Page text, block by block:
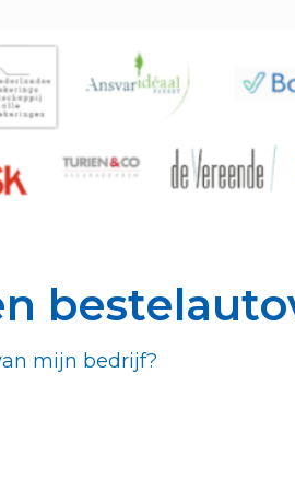
mijn bedrijf?